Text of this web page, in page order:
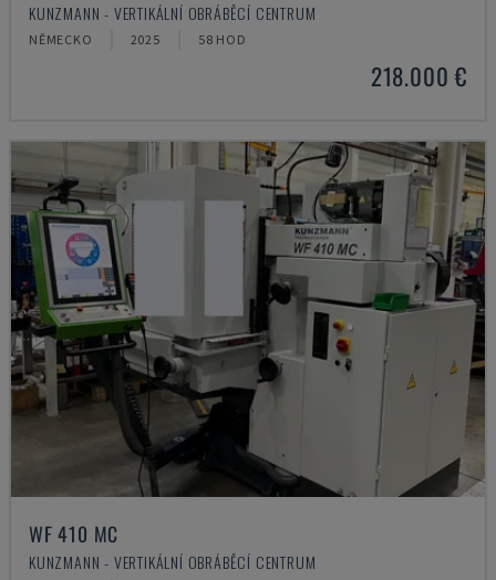
KUNZMANN - VERTIKÁLNÍ OBRÁBĚCÍ CENTRUM
NĚMECKO 2025 58 HOD
218.000 €
WF 410 MC
KUNZMANN - VERTIKÁLNÍ OBRÁBĚCÍ CENTRUM